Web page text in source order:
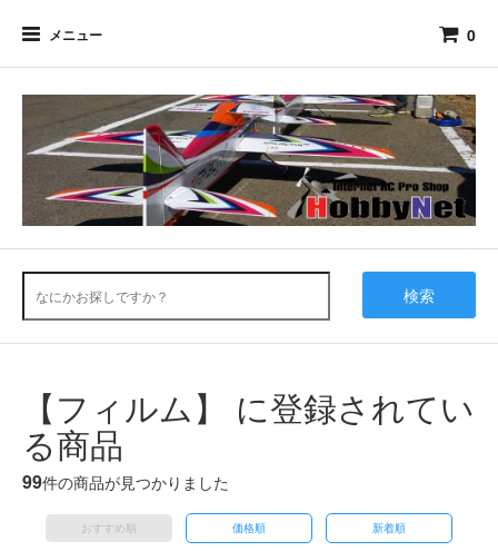
メニュー 0
検索
【フィルム】 に登録されてい
る商品
99件の商品が見つかりました
おすすめ順 価格順 新着順